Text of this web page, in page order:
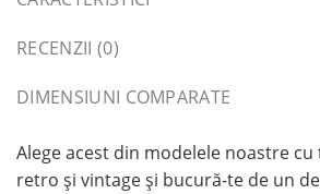
RECENZII (0)
DIMENSIUNI COMPARATE
Alege acest din modelele noastre
retro și vintage și bucură-te de un